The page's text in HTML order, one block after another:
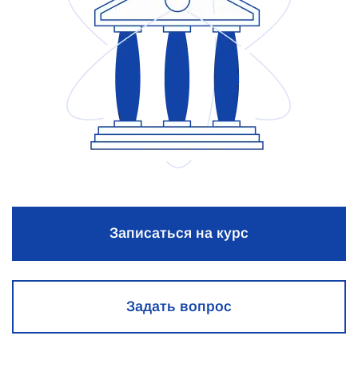
Записаться на курс
Задать вопрос